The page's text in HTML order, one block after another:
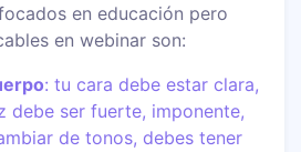
en educación pero
en webinar son:
: tu cara debe estar clara,
debe ser fuerte, imponente,
de tonos, debes tener